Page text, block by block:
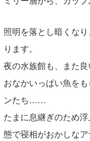
照明を落とし暗くな
ります。
夜の水族館も、また良
おなかいっぱい魚を
ンたち……
たまに息継ぎのため
態で寝相がおかしな
唐澤予報士
ゴン